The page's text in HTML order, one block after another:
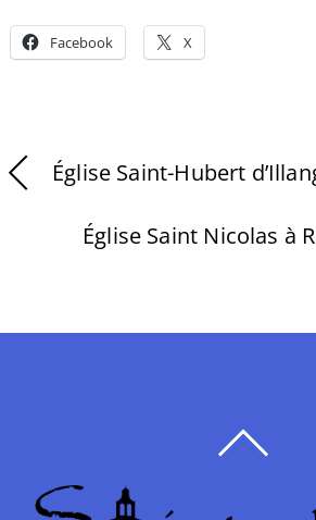
Facebook X
Église Saint-Hubert
Église Saint Nicolas à